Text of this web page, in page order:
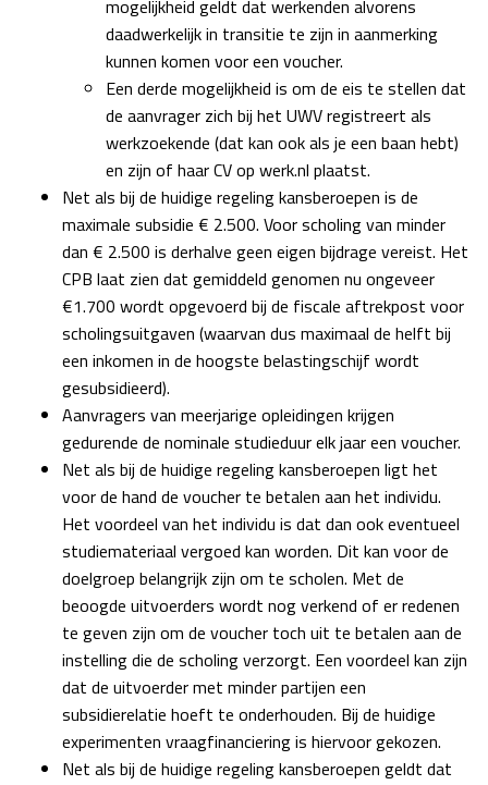
mogelijkheid geldt dat werkenden alvorens
daadwerkelijk in transitie te zijn in aanmerking
kunnen komen voor een voucher.
Een derde mogelijkheid is om de eis te stellen dat
de aanvrager zich bij het UWV registreert als
werkzoekende (dat kan ook als je een baan hebt)
en zijn of haar CV op werk.nl plaatst.
Net als bij de huidige regeling kansberoepen is de
maximale subsidie € 2.500. Voor scholing van minder
dan € 2.500 is derhalve geen eigen bijdrage vereist. Het
CPB laat zien dat gemiddeld genomen nu ongeveer
€1.700 wordt opgevoerd bij de fiscale aftrekpost voor
scholingsuitgaven (waarvan dus maximaal de helft bij
een inkomen in de hoogste belastingschijf wordt
gesubsidieerd).
Aanvragers van meerjarige opleidingen krijgen
gedurende de nominale studieduur elk jaar een voucher.
Net als bij de huidige regeling kansberoepen ligt het
voor de hand de voucher te betalen aan het individu.
Het voordeel van het individu is dat dan ook eventueel
studiemateriaal vergoed kan worden. Dit kan voor de
doelgroep belangrijk zijn om te scholen. Met de
beoogde uitvoerders wordt nog verkend of er redenen
te geven zijn om de voucher toch uit te betalen aan de
instelling die de scholing verzorgt. Een voordeel kan zijn
dat de uitvoerder met minder partijen een
subsidierelatie hoeft te onderhouden. Bij de huidige
experimenten vraagfinanciering is hiervoor gekozen.
Net als bij de huidige regeling kansberoepen geldt dat